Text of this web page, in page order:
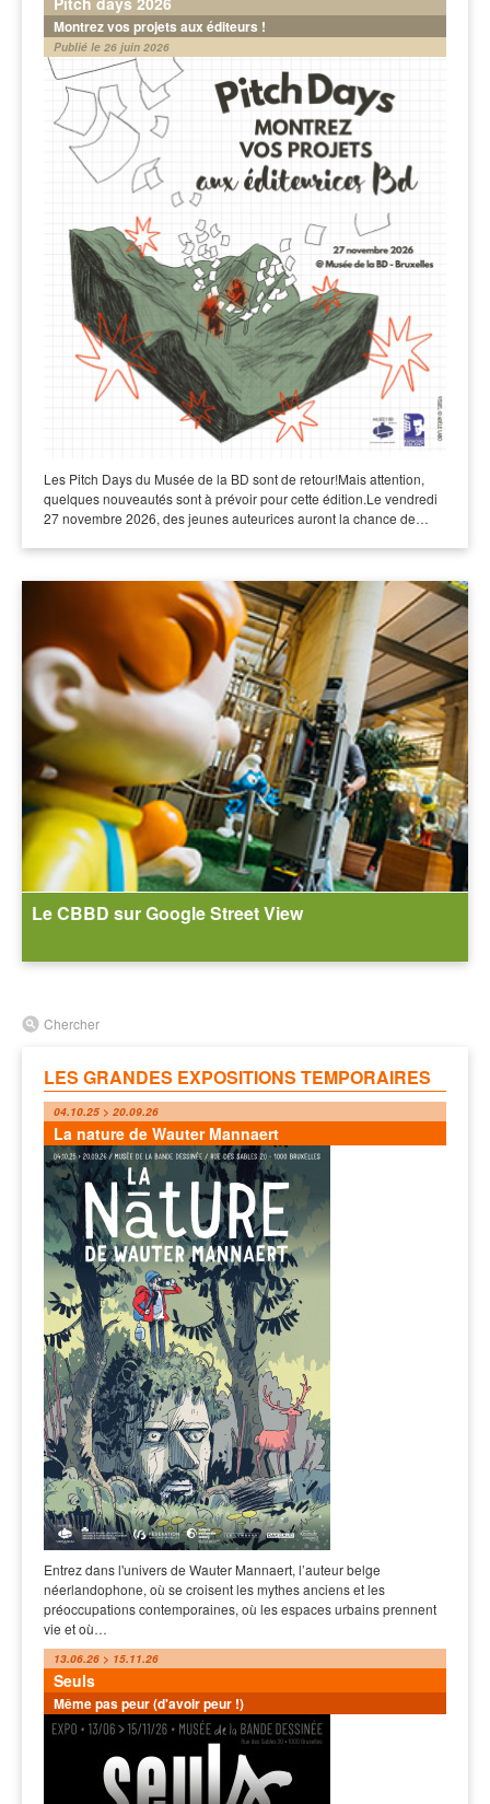
Montrez vos projets aux éditeurs !
Publié le 26 juin 2026
Les Pitch Days du Musée de la BD sont de retour!Mais attention,
quelques nouveautés sont à prévoir pour cette édition.Le vendredi
27 novembre 2026, des jeunes auteurices auront la chance de…
Le CBBD sur Google Street View
Chercher
LES GRANDES EXPOSITIONS TEMPORAIRES
04.10.25 > 20.09.26
La nature de Wauter Mannaert
Entrez dans l'univers de Wauter Mannaert, l’auteur belge
néerlandophone, où se croisent les mythes anciens et les
préoccupations contemporaines, où les espaces urbains prennent
vie et où…
13.06.26 > 15.11.26
Seuls
Même pas peur (d'avoir peur !)